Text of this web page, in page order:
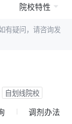
院校特性
有疑问，请咨询发
自划线院校
调剂办法